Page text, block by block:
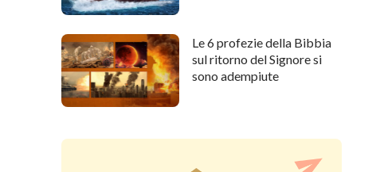
Le 6 profezie della Bibbia
sul ritorno del Signore si
sono adempiute